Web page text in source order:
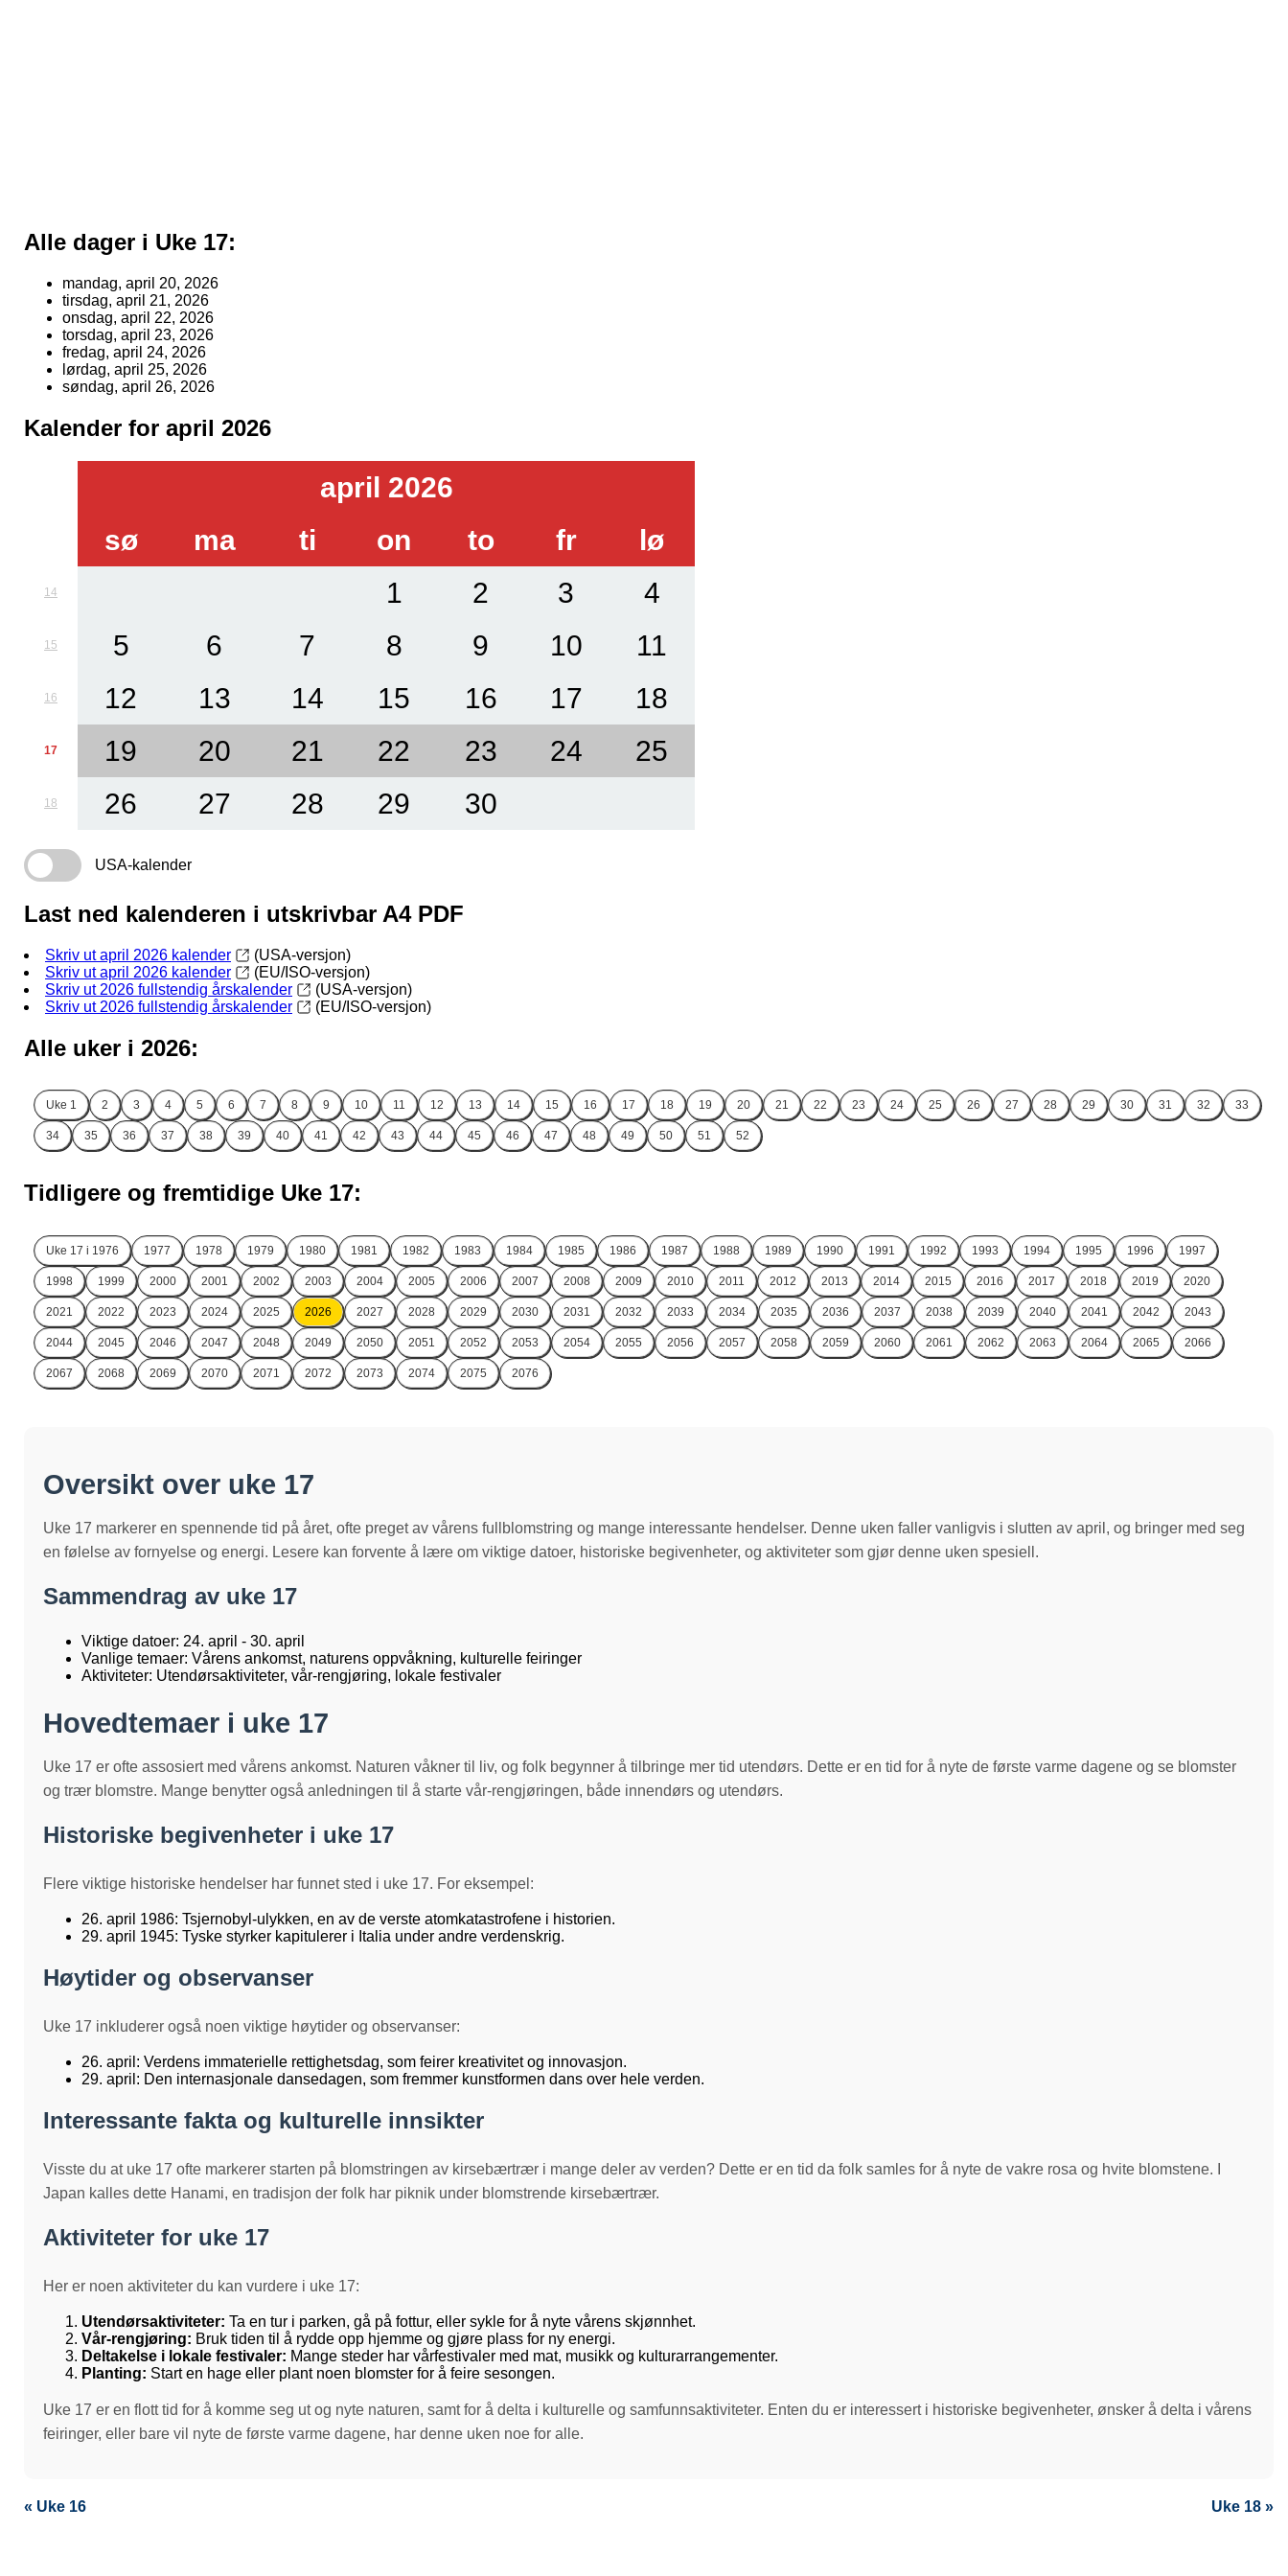
Alle dager i Uke 17:
mandag, april 20, 2026
tirsdag, april 21, 2026
onsdag, april 22, 2026
torsdag, april 23, 2026
fredag, april 24, 2026
lørdag, april 25, 2026
søndag, april 26, 2026
Kalender for april 2026
april 2026
sø
ma ti on to fr lø
14 1 2 3 4
15 5 6 7 8 9 10 11
16 12 13 14 15 16 17 18
17 19 20 21 22 23 24 25
18 26 27 28 29 30
USA-kalender
Last ned kalenderen i utskrivbar A4 PDF
Skriv ut april 2026 kalender
(USA-versjon)
Skriv ut april 2026 kalender
(EU/ISO-versjon)
Skriv ut 2026 fullstendig årskalender
(USA-versjon)
Skriv ut 2026 fullstendig årskalender
(EU/ISO-versjon)
Alle uker i 2026:
Uke 1 2 3 4 5 6 7 8 9 10 11 12 13 14 15 16 17 18 19 20 21 22 23 24 25 26 27 28 29 30 31 32 33
34 35 36 37 38 39 40 41 42 43 44 45 46 47 48 49 50 51 52
Tidligere og fremtidige Uke 17:
Uke 17 i 1976 1977 1978 1979 1980 1981 1982 1983 1984 1985 1986 1987 1988 1989 1990 1991 1992 1993 1994 1995 1996 1997
1998 1999 2000 2001 2002 2003 2004 2005 2006 2007 2008 2009 2010 2011 2012 2013 2014 2015 2016 2017 2018 2019 2020
2021 2022 2023 2024 2025 2026 2027 2028 2029 2030 2031 2032 2033 2034 2035 2036 2037 2038 2039 2040 2041 2042 2043
2044 2045 2046 2047 2048 2049 2050 2051 2052 2053 2054 2055 2056 2057 2058 2059 2060 2061 2062 2063 2064 2065 2066
2067 2068 2069 2070 2071 2072 2073 2074 2075 2076
Oversikt over uke 17
Uke 17 markerer en spennende tid på året, ofte preget av vårens fullblomstring og mange interessante hendelser. Denne uken faller vanligvis i slutten av april, og bringer med seg
en følelse av fornyelse og energi. Lesere kan forvente å lære om viktige datoer, historiske begivenheter, og aktiviteter som gjør denne uken spesiell.
Sammendrag av uke 17
Viktige datoer: 24. april - 30. april
Vanlige temaer: Vårens ankomst, naturens oppvåkning, kulturelle feiringer
Aktiviteter: Utendørsaktiviteter, vår-rengjøring, lokale festivaler
Hovedtemaer i uke 17
Uke 17 er ofte assosiert med vårens ankomst. Naturen våkner til liv, og folk begynner å tilbringe mer tid utendørs. Dette er en tid for å nyte de første varme dagene og se blomster
og trær blomstre. Mange benytter også anledningen til å starte vår-rengjøringen, både innendørs og utendørs.
Historiske begivenheter i uke 17
Flere viktige historiske hendelser har funnet sted i uke 17. For eksempel:
26. april 1986: Tsjernobyl-ulykken, en av de verste atomkatastrofene i historien.
29. april 1945: Tyske styrker kapitulerer i Italia under andre verdenskrig.
Høytider og observanser
Uke 17 inkluderer også noen viktige høytider og observanser:
26. april: Verdens immaterielle rettighetsdag, som feirer kreativitet og innovasjon.
29. april: Den internasjonale dansedagen, som fremmer kunstformen dans over hele verden.
Interessante fakta og kulturelle innsikter
Visste du at uke 17 ofte markerer starten på blomstringen av kirsebærtrær i mange deler av verden? Dette er en tid da folk samles for å nyte de vakre rosa og hvite blomstene. I
Japan kalles dette Hanami, en tradisjon der folk har piknik under blomstrende kirsebærtrær.
Aktiviteter for uke 17
Her er noen aktiviteter du kan vurdere i uke 17:
Utendørsaktiviteter: Ta en tur i parken, gå på fottur, eller sykle for å nyte vårens skjønnhet.
Vår-rengjøring: Bruk tiden til å rydde opp hjemme og gjøre plass for ny energi.
Deltakelse i lokale festivaler: Mange steder har vårfestivaler med mat, musikk og kulturarrangementer.
Planting: Start en hage eller plant noen blomster for å feire sesongen.
Uke 17 er en flott tid for å komme seg ut og nyte naturen, samt for å delta i kulturelle og samfunnsaktiviteter. Enten du er interessert i historiske begivenheter, ønsker å delta i vårens
feiringer, eller bare vil nyte de første varme dagene, har denne uken noe for alle.
« Uke 16 Uke 18 »